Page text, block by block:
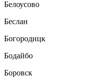
Белоусово
Беслан
Богородицк
Бодайбо
Боровск